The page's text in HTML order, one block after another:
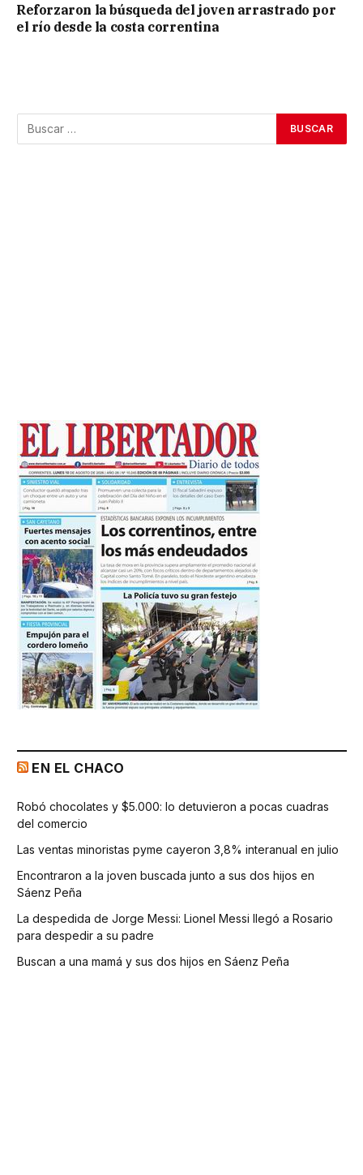
Reforzaron la búsqueda del joven arrastrado por
el río desde la costa correntina
EN EL CHACO
Robó chocolates y $5.000: lo detuvieron a pocas cuadras
del comercio
Las ventas minoristas pyme cayeron 3,8% interanual en julio
Encontraron a la joven buscada junto a sus dos hijos en
Sáenz Peña
La despedida de Jorge Messi: Lionel Messi llegó a Rosario
para despedir a su padre
Buscan a una mamá y sus dos hijos en Sáenz Peña